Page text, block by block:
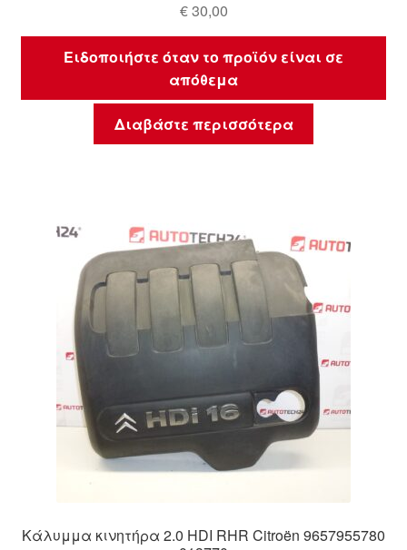
€30,00
Ειδοποιήστε όταν το προϊόν είναι σε
απόθεμα
Διαβάστε περισσότερα
Κάλυμμα κινητήρα 2.0 HDI RHR Citroën 9657955780